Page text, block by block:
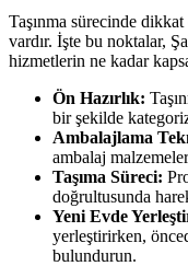
Taşınma sürecinde
vardır. İşte bu noktalar,
hizmetlerin ne kadar
Ön Hazırlık:
bir şekilde
Ambalajlama
ambalaj
Taşıma Süreci:
doğrultusunda
Yeni Evde
yerleştirirken,
bulundurun.